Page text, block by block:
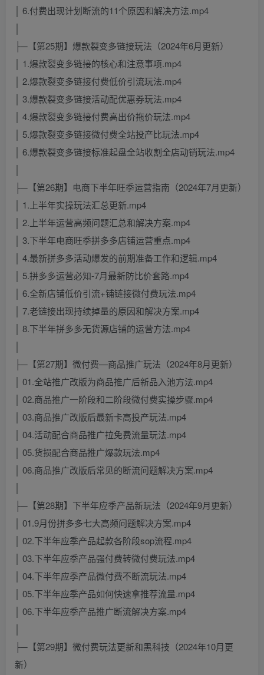
│ 6.付费出现计划断流的11个原因和解决方法.mp4
├─【第25期】爆款裂变多链接玩法（2024年6月更新）
│ 1.爆款裂变多链接的核心和注意事项.mp4
│ 2.爆款裂变多链接付费低价引流玩法.mp4
│ 3.爆款裂变多链接活动配优惠券玩法.mp4
│ 4.爆款裂变多链接付费高出价拖价玩法.mp4
│ 5.爆款裂变多链接微付费全站投产比玩法.mp4
│ 6.爆款裂变多链接标准起盘全站收割全店动销玩法.mp4
├─【第26期】电商下半年旺季运营指南（2024年7月更新）
│ 1.上半年实操玩法汇总更新.mp4
│ 2.上半年运营高频问题汇总和解决方案.mp4
│ 3.下半年电商旺季拼多多店铺运营重点.mp4
│ 4.最新拼多多活动爆发的前期准备工作和逻辑.mp4
│ 5.拼多多运营必知-7月最新防比价套路.mp4
│ 6.全新店铺低价引流+铺链接微付费玩法.mp4
│ 7.老链接出现持续掉量的原因和解决方案.mp4
│ 8.下半年拼多多无货源店铺的运营方法.mp4
├─【第27期】微付费—商品推广玩法（2024年8月更新）
│ 01.全站推广改版为商品推广后新品入池方法.mp4
│ 02.商品推广一阶段和二阶段微付费实操步骤.mp4
│ 03.商品推广改版后最新卡高投产玩法.mp4
│ 04.活动配合商品推广拉免费流量玩法.mp4
│ 05.货损配合商品推广爆款玩法.mp4
│ 06.商品推广改版后常见的断流问题解决方案.mp4
├─【第28期】下半年应季产品新玩法（2024年9月更新）
│ 01.9月份拼多多七大高频问题解决方案.mp4
│ 02.下半年应季产品起款各阶段sop流程.mp4
│ 03.下半年应季产品强付费转微付费玩法.mp4
│ 04.下半年应季产品微付费不断流玩法.mp4
│ 05.下半年应季产品如何快速拿推荐流量.mp4
│ 06.下半年应季产品推广断流解决方案.mp4
├─【第29期】微付费玩法更新和黑科技（2024年10月更
新）